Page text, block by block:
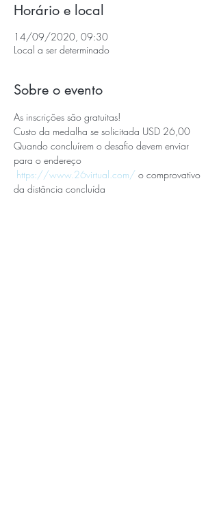
Horário e local
14/09/2020, 09:30
Local a ser determinado
Sobre o evento
As inscrições são gratuitas!
Custo da medalha se solicitada USD 26,00
Quando concluírem o desafio devem enviar
para o endereço
https://www.26virtual.com/ o comprovativo
da distância concluída